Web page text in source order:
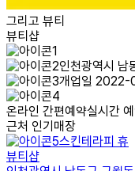
그리고 뷰티
뷰티샵
인천광역시 남
개업일 2022-
온라인 간편예약실시간
근처 인기매장
스킨테라피 휴
뷰티샵